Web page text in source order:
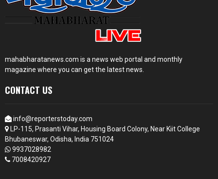
mahabharatanews.com is a news web portal and monthly
magazine where you can get the latest news.
CONTACT US
info@reporterstoday.com
LP-115, Prasanti Vihar, Housing Board Colony, Near Kiit College
Bhubaneswar, Odisha, India 751024
9937028982
7008420927